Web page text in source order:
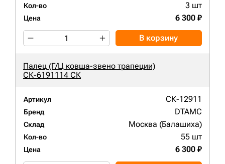
Кол-во 3 шт
Цена 6 300 ₽
В корзину
Палец (Г/Ц ковша-звено трапеции)
СК-6191114 СК
Артикул СК-12911
Бренд DTAMC
Склад Москва (Балашиха)
Кол-во 55 шт
Цена 6 300 ₽